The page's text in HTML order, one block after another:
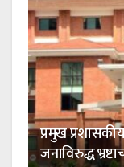
प्रमुख
जनाविरुद्ध